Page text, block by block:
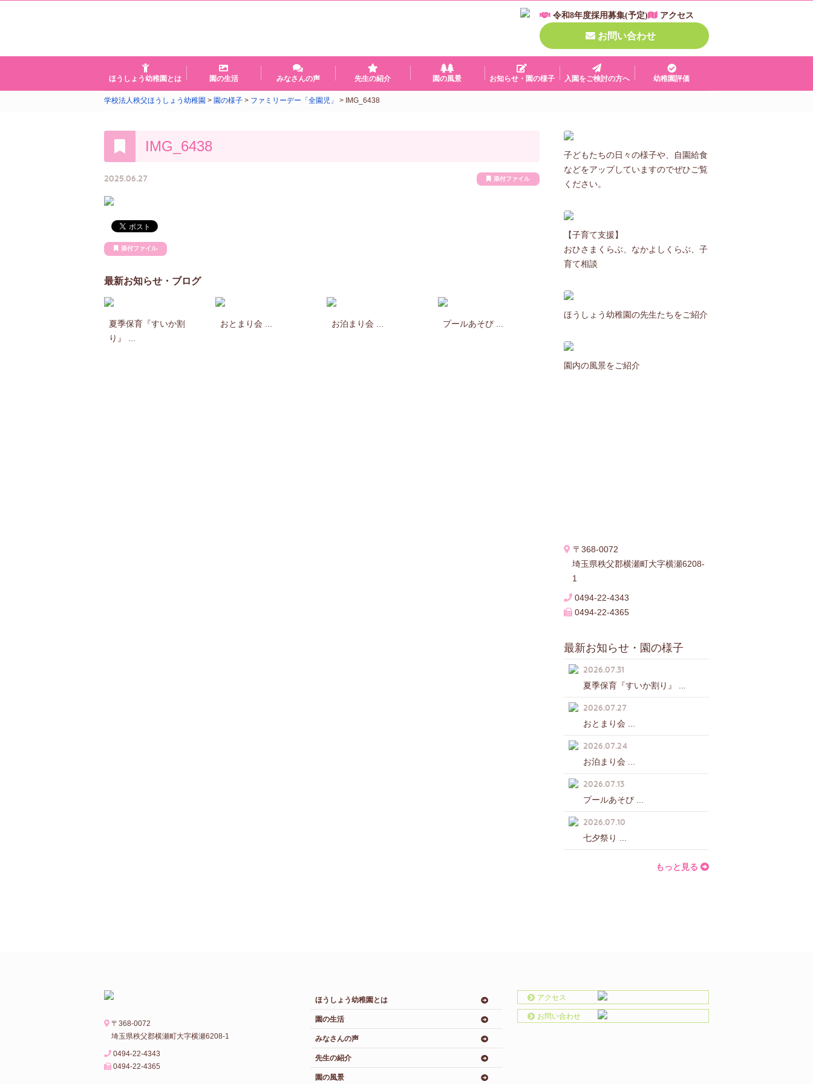
令和8年度採用募集(予定) アクセス
お問い合わせ
ほうしょう幼稚園とは 園の生活 みなさんの声 先生の紹介 園の風景 お知らせ・園の様子 入園をご検討の方へ 幼稚園評価
学校法人秩父ほうしょう幼稚園 > 園の様子 > ファミリーデー「全園児」 > IMG_6438
IMG_6438
2025.06.27 添付ファイル
添付ファイル
最新お知らせ・ブログ
夏季保育『すいか割
り』 ...
おとまり会 ... お泊まり会 ... プールあそび ...
子どもたちの日々の様子や、自園給食
などをアップしていますのでぜひご覧
ください。
【子育て支援】
おひさまくらぶ、なかよしくらぶ、子
育て相談
ほうしょう幼稚園の先生たちをご紹介
園内の風景をご紹介
〒368-0072
埼玉県秩父郡横瀬町大字横瀬6208-
1
0494-22-4343
0494-22-4365
最新お知らせ・園の様子
2026.07.31
夏季保育『すいか割り』 ...
2026.07.27
おとまり会 ...
2026.07.24
お泊まり会 ...
2026.07.13
プールあそび ...
2026.07.10
七夕祭り ...
もっと見る
〒368-0072
埼玉県秩父郡横瀬町大字横瀬6208-1
0494-22-4343
0494-22-4365
ほうしょう幼稚園とは
園の生活
みなさんの声
先生の紹介
園の風景
アクセス
お問い合わせ